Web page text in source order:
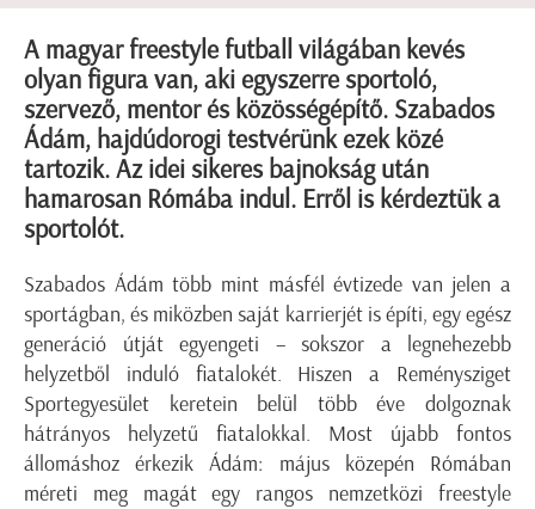
A magyar freestyle futball világában kevés
olyan figura van, aki egyszerre sportoló,
szervező, mentor és közösségépítő. Szabados
Ádám, hajdúdorogi testvérünk ezek közé
tartozik. Az idei sikeres bajnokság után
hamarosan Rómába indul. Erről is kérdeztük a
sportolót.
Szabados Ádám több mint másfél évtizede van jelen a
sportágban, és miközben saját karrierjét is építi, egy egész
generáció útját egyengeti – sokszor a legnehezebb
helyzetből induló fiatalokét. Hiszen a Reménysziget
Sportegyesület keretein belül több éve dolgoznak
hátrányos helyzetű fiatalokkal. Most újabb fontos
állomáshoz érkezik Ádám: május közepén Rómában
méreti meg magát egy rangos nemzetközi freestyle